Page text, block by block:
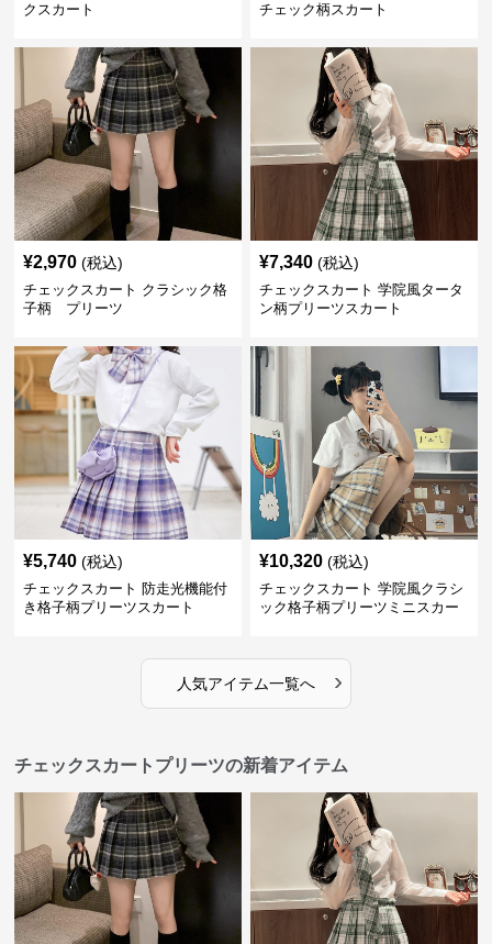
クスカート
チェック柄スカート
¥2,970 (税込)
チェックスカート クラシック格
子柄 プリーツ
¥7,340 (税込)
チェックスカート 学院風タータ
ン柄プリーツスカート
¥5,740 (税込)
チェックスカート 防走光機能付
き格子柄プリーツスカート
¥10,320 (税込)
チェックスカート 学院風クラシ
ック格子柄プリーツミニスカー
人気アイテム一覧へ ›
チェックスカートプリーツの新着アイテム